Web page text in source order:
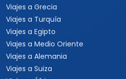
Viajes a Grecia
Viajes a Turquía
Viajes a Egipto
Viajes a Medio Oriente
Viajes a Alemania
Viajes a Suiza